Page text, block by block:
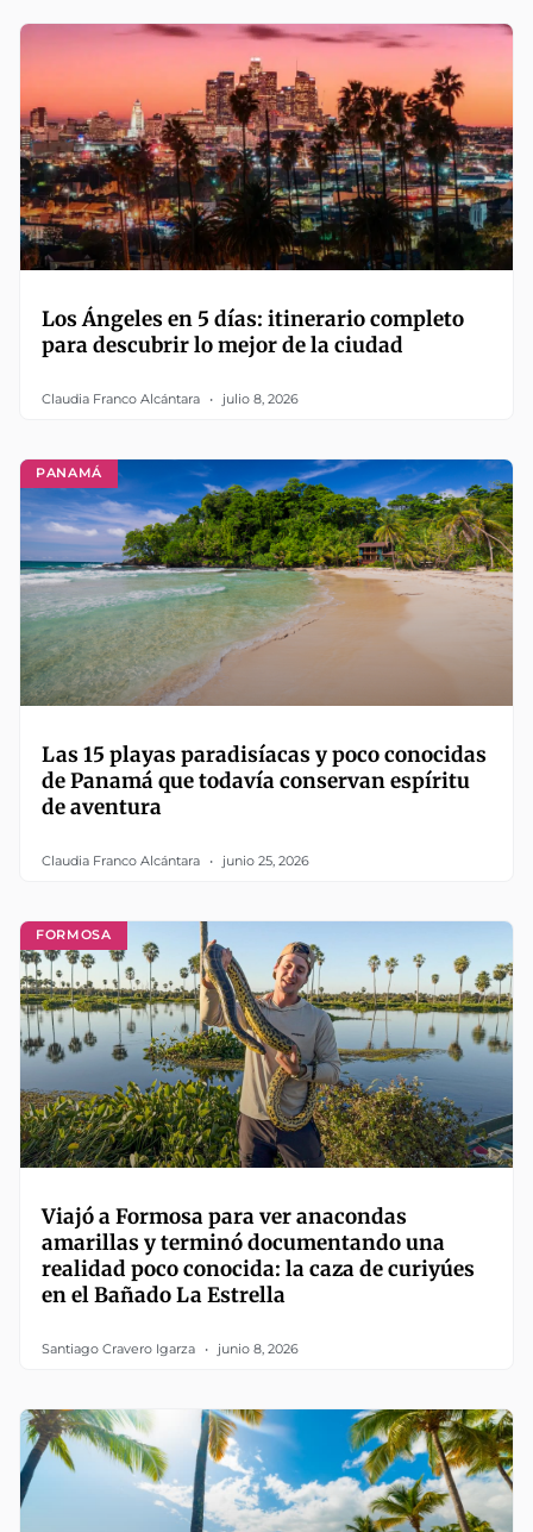
Los Ángeles en 5 días: itinerario completo
para descubrir lo mejor de la ciudad
Claudia Franco Alcántara julio 8, 2026
PANAMÁ
Las 15 playas paradisíacas y poco conocidas
de Panamá que todavía conservan espíritu
de aventura
Claudia Franco Alcántara junio 25, 2026
FORMOSA
Viajó a Formosa para ver anacondas
amarillas y terminó documentando una
realidad poco conocida: la caza de curiyúes
en el Bañado La Estrella
Santiago Cravero Igarza junio 8, 2026